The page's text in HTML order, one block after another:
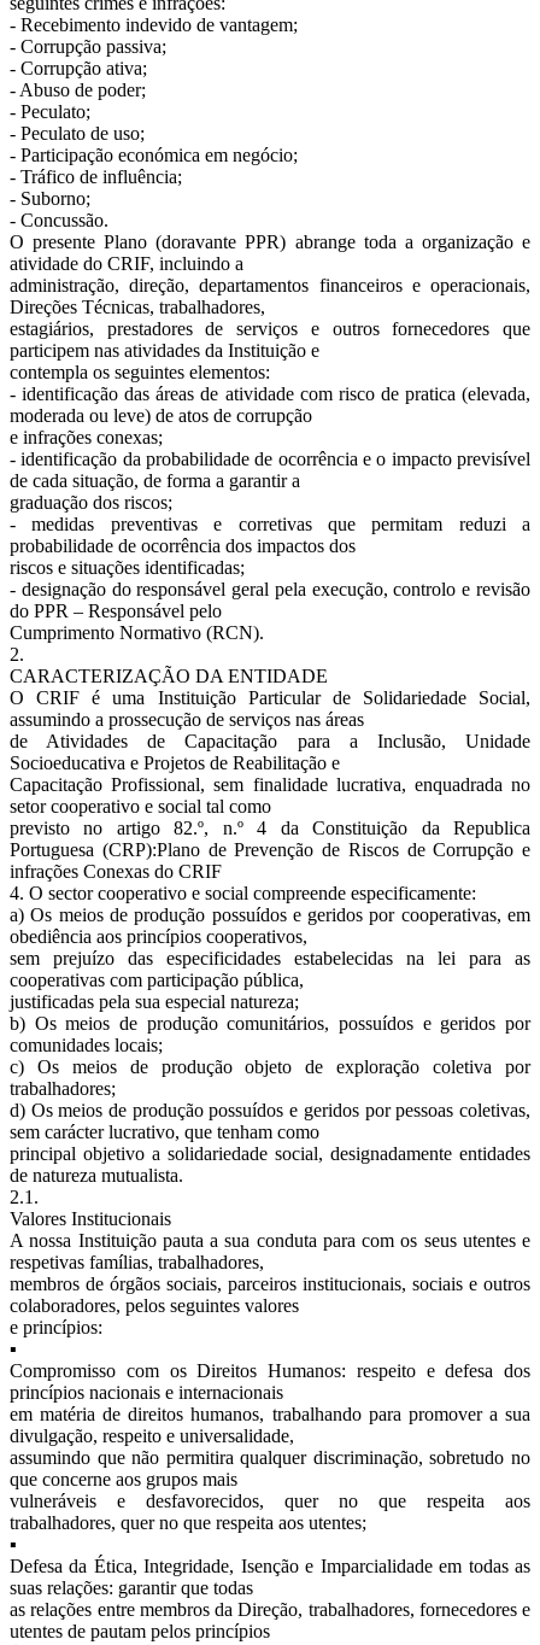
- Recebimento indevido de vantagem;
- Corrupção passiva;
- Corrupção ativa;
- Abuso de poder;
- Peculato;
- Peculato de uso;
- Participação económica em negócio;
- Tráfico de influência;
- Suborno;
- Concussão.
O presente Plano (doravante PPR) abrange toda a organização e
atividade do CRIF, incluindo a
administração, direção, departamentos financeiros e operacionais,
Direções Técnicas, trabalhadores,
estagiários, prestadores de serviços e outros fornecedores que
participem nas atividades da Instituição e
contempla os seguintes elementos:
- identificação das áreas de atividade com risco de pratica (elevada,
moderada ou leve) de atos de corrupção
e infrações conexas;
- identificação da probabilidade de ocorrência e o impacto previsível
de cada situação, de forma a garantir a
graduação dos riscos;
- medidas preventivas e corretivas que permitam reduzi a
probabilidade de ocorrência dos impactos dos
riscos e situações identificadas;
- designação do responsável geral pela execução, controlo e revisão
do PPR – Responsável pelo
Cumprimento Normativo (RCN).
2.
CARACTERIZAÇÃO DA ENTIDADE
O CRIF é uma Instituição Particular de Solidariedade Social,
assumindo a prossecução de serviços nas áreas
de Atividades de Capacitação para a Inclusão, Unidade
Socioeducativa e Projetos de Reabilitação e
Capacitação Profissional, sem finalidade lucrativa, enquadrada no
setor cooperativo e social tal como
previsto no artigo 82.º, n.º 4 da Constituição da Republica
Portuguesa (CRP):Plano de Prevenção de Riscos de Corrupção e
infrações Conexas do CRIF
4. O sector cooperativo e social compreende especificamente:
a) Os meios de produção possuídos e geridos por cooperativas, em
obediência aos princípios cooperativos,
sem prejuízo das especificidades estabelecidas na lei para as
cooperativas com participação pública,
justificadas pela sua especial natureza;
b) Os meios de produção comunitários, possuídos e geridos por
comunidades locais;
c) Os meios de produção objeto de exploração coletiva por
trabalhadores;
d) Os meios de produção possuídos e geridos por pessoas coletivas,
sem carácter lucrativo, que tenham como
principal objetivo a solidariedade social, designadamente entidades
de natureza mutualista.
2.1.
Valores Institucionais
A nossa Instituição pauta a sua conduta para com os seus utentes e
respetivas famílias, trabalhadores,
membros de órgãos sociais, parceiros institucionais, sociais e outros
colaboradores, pelos seguintes valores
e princípios:
▪
Compromisso com os Direitos Humanos: respeito e defesa dos
princípios nacionais e internacionais
em matéria de direitos humanos, trabalhando para promover a sua
divulgação, respeito e universalidade,
assumindo que não permitira qualquer discriminação, sobretudo no
que concerne aos grupos mais
vulneráveis e desfavorecidos, quer no que respeita aos
trabalhadores, quer no que respeita aos utentes;
▪
Defesa da Ética, Integridade, Isenção e Imparcialidade em todas as
suas relações: garantir que todas
as relações entre membros da Direção, trabalhadores, fornecedores e
utentes de pautam pelos princípios